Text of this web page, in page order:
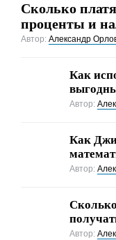
Сколько
проценты и
Автор:Александр
Как
Автор:
Как
Автор:
Автор: